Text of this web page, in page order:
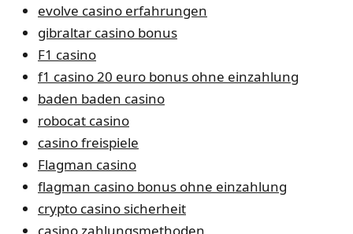
evolve casino erfahrungen
gibraltar casino bonus
F1 casino
f1 casino 20 euro bonus ohne einzahlung
baden baden casino
robocat casino
casino freispiele
Flagman casino
flagman casino bonus ohne einzahlung
crypto casino sicherheit
casino zahlungsmethoden